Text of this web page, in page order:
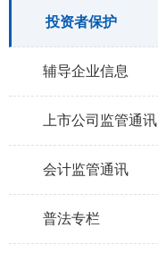
投资者保护
辅导企业信息
上市公司监管通讯
会计监管通讯
普法专栏